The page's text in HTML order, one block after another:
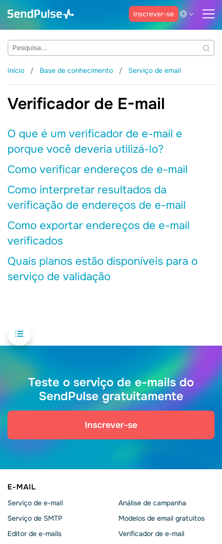
Inscrever-se
Início Base de conhecimento Serviço de email
Verificador de E-mail
O que é um verificador de e-mail e
porque você deveria utilizá-lo?
Como verificar endereços de e-mail
Como interpretar resultados da
verificação de endereços de e-mail
Como exportar endereços de e-mail
verificados
Quais planos estão disponíveis para o
serviço de validação
Teste o serviço de e-mails do
SendPulse gratuitamente
Inscrever-se
E-MAIL
Serviço de e-mail
Serviço de SMTP
Editor de e-mails
Análise de campanha
Modelos de email gratuitos
Verificador de e-mail